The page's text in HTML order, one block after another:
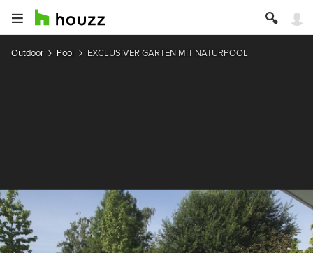
Outdoor Pool EXCLUSIVER GARTEN MIT NATURPOOL